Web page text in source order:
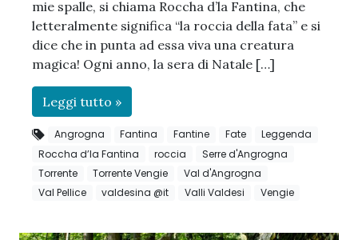
mie spalle, si chiama Roccha d’la Fantina, che
letteralmente significa “la roccia della fata” e si
dice che in punta ad essa viva una creatura
magica! Ogni anno, la sera di Natale […]
Leggi tutto »
Angrogna Fantina Fantine Fate
Leggenda
Roccha d’la Fantina
roccia
Serre d'Angrogna
Torrente
Torrente Vengie
Val d'Angrogna
Val Pellice
valdesina @it Valli Valdesi Vengie